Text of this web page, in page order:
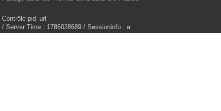
Contrôle pid_url
/ Server Time : 1786028689 / Sessioninfo : a